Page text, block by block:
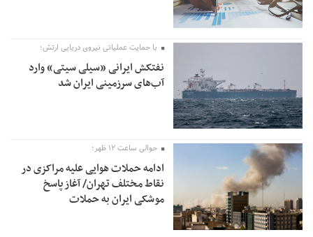
با حمایت عملیاتی نیروی دریایی ارتش؛
نفتکش ایرانی «سیلی سیتی» وارد
آب‌های سرزمینی ایران شد
حوالی ساعت ۱۲ ظهر؛
ادامه حملات هوایی علیه مراکزی در
نقاط مختلف تهران/ آغاز پاسخ
موشکی ایران به حملات